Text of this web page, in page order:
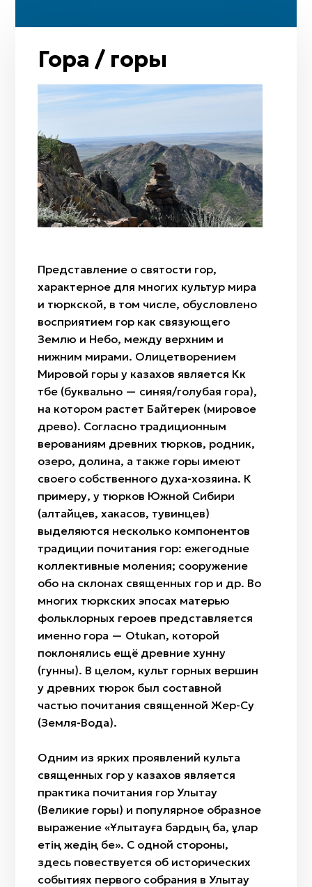
Арча
Полынь
Солнце
Луна / полумесяц
Рассвет
Сумерки
Гром и молния
Радуга
Ветер
Дождь
Мизан көк
Бесқонақ
Наурыз
Амал
Қымыз мұрындық
Нартуған / Нұртұған
Гора / горы
Представление о святости гор,
характерное для многих культур мира
и тюркской, в том числе, обусловлено
восприятием гор как связующего
Землю и Небо, между верхним и
нижним мирами. Олицетворением
Мировой горы у казахов является Көк
төбе (буквально — синяя/голубая гора),
на котором растет Байтерек (мировое
древо). Согласно традиционным
верованиям древних тюрков, родник,
озеро, долина, а также горы имеют
своего собственного духа-хозяина. К
примеру, у тюрков Южной Сибири
(алтайцев, хакасов, тувинцев)
выделяются несколько компонентов
традиции почитания гор: ежегодные
коллективные моления; сооружение
обо на склонах священных гор и др. Во
многих тюркских эпосах матерью
фольклорных героев представляется
именно гора — Otukan, которой
поклонялись ещё древние хунну
(гунны). В целом, культ горных вершин
у древних тюрок был составной
частью почитания священной Жер-Су
(Земля-Вода).
Одним из ярких проявлений культа
священных гор у казахов является
практика почитания гор Улытау
(Великие горы) и популярное образное
выражение «Ұлытауға бардың ба, ұлар
етің жедің бе». С одной стороны,
здесь повествуется об исторических
событиях первого собрания в Улытау